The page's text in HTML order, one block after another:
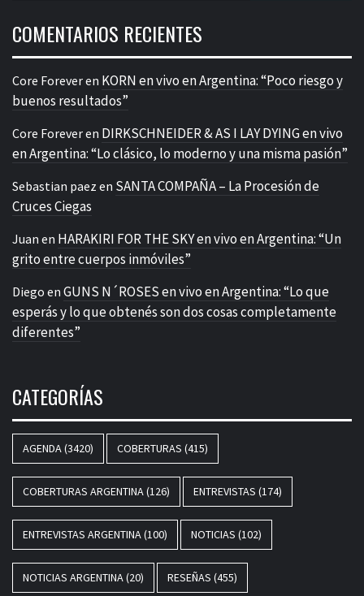
COMENTARIOS RECIENTES
Core Foreveren KORN en vivo en Argentina: “Poco riesgo y
buenos resultados”
Core Foreveren DIRKSCHNEIDER & AS I LAY DYING en vivo
en Argentina: “Lo clásico, lo moderno y una misma pasión”
Sebastian paez en SANTA COMPAÑA – La Procesión de
Cruces Ciegas
Juan en HARAKIRI FOR THE SKY en vivo en Argentina: “Un
grito entre cuerpos inmóviles”
Diego en GUNS N´ROSES en vivo en Argentina: “Lo que
esperás y lo que obtenés son dos cosas completamente
diferentes”
CATEGORÍAS
AGENDA(3420) COBERTURAS (415)
COBERTURAS ARGENTINA(126) ENTREVISTAS (174)
ENTREVISTAS ARGENTINA(100) NOTICIAS (102)
NOTICIAS ARGENTINA(20) RESEÑAS (455)